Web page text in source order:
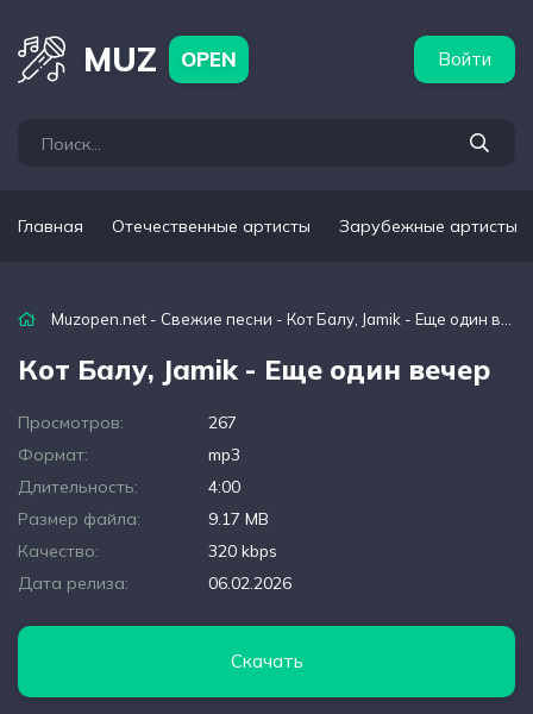
MUZ OPEN Войти
Главная Отечественные артисты Зарубежные артисты
Muzopen.net - Свежие песни - Кот Балу, Jamik - Еще один вечер
Кот Балу, Jamik - Еще один вечер
Просмотров:
267
Формат:
mp3
Длительность:
4:00
Размер файла:
9.17 MB
Качество:
320 kbps
Дата релиза:
06.02.2026
Скачать
артисты Популярные подборки